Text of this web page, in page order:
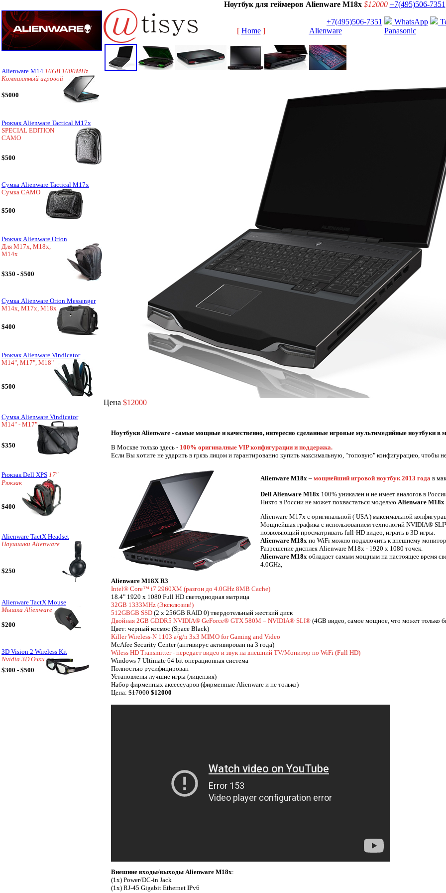
Ноутбук для геймеров Alienware M18x$12000 +7(495)506-7351
Alienware M14 16GB 1600MHz
Компактный игровой
$5000
Рюкзак Alienware Tactical M17x
SPECIAL EDITION
CAMO
$500
Сумка Alienware Tactical M17x
Сумка CAMO
$500
Рюкзак Alienware Orion
Для M17x, M18x,
M14x
$350 - $500
Сумка Alienware Orion Messenger
M14x, M17x, M18x
$400
Рюкзак Alienware Vindicator
M14", M17", M18"
$500
Сумка Alienware Vindicator
M14" - M17"
$350
Рюкзак Dell XPS 17"
Рюкзак
$400
Alienware TactX Headset
Наушники Alienware
$250
Alienware TactX Mouse
Мышка Alienware
$200
3D Vision 2 Wireless Kit
Nvidia 3D Очки
$300 - $500
+7(495)506-7351 WhatsApp
[ Home ] Alienware Panasonic
Цена $12000
Ноутбуки Alienware - самые мощные и качественно, интересно сделанные игровые мультимедийные ноутбуки в
В Москве только здесь - 100% оригиналные VIP конфигурации и поддержка.
Если Вы хотите не ударить в грязь лицом и гарантированно купить максимальную, "топовую" конфигурацию, чтобы
Alienware M18x – мощнейший игровой ноутбук 2013 года в
Dell Alienware M18x 100% уникален и не имеет аналогов в
Никто в России не может похвастаться моделью Alienware M18x
Аlienware M17x с оригинальной ( USA ) максимальной
Мощнейшая графика с использованием технологий NVIDIA®
позволяющий просматривать full-HD видео, играть в 3D игры.
Alienware M18x по WiFi можно подключить к внешнему
Разрешение дисплея Alienware M18x - 1920 х 1080 точек.
Alienware M18x обладает самым мощным на настоящее время
4.0GHz,
Alienware M18X R3
Intel® Core™ i7 2960XM (разгон до 4.0GHz 8MB Cache)
18.4" 1920 x 1080 Full HD светодиодная матрица
32GB 1333MHz (Эксклюзив!)
512GBGB SSD (2 x 256GB RAID 0) твердотельный жесткий диск
Двойная 2GB GDDR5 NVIDIA® GeForce® GTX 580M – NVIDIA® SLI® (4GB видео, самое мощное, что может только
Цвет: черный космос (Space Black)
Killer Wireless-N 1103 a/g/n 3x3 MIMO for Gaming and Video
McAfee Security Center (антивирус активирован на 3 года)
Wiless HD Transmitter - передает видео и звук на внешний TV/Монитор по WiFi (Full HD)
Windows 7 Ultimate 64 bit операционная система
Полностью русифицирован
Установлены лучшие игры (лицензия)
Набор фирменных аксессуаров (фирменные Alienware и не только)
Цена: $17000 $12000
Внешние входы/выходы Alienware M18x:
(1x) Power/DC-in Jack
(1x) RJ-45 Gigabit Ethernet IPv6